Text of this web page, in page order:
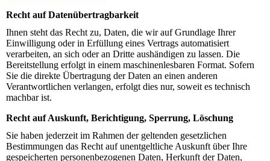
Recht auf Datenübertragbarkeit
Ihnen steht das Recht zu, Daten, die wir auf Grundlage Ihrer
Einwilligung oder in Erfüllung eines Vertrags automatisiert
verarbeiten, an sich oder an Dritte aushändigen zu lassen. Die
Bereitstellung erfolgt in einem maschinenlesbaren Format. Sofern
Sie die direkte Übertragung der Daten an einen anderen
Verantwortlichen verlangen, erfolgt dies nur, soweit es technisch
machbar ist.
Recht auf Auskunft, Berichtigung, Sperrung, Löschung
Sie haben jederzeit im Rahmen der geltenden gesetzlichen
Bestimmungen das Recht auf unentgeltliche Auskunft über Ihre
gespeicherten personenbezogenen Daten, Herkunft der Daten,